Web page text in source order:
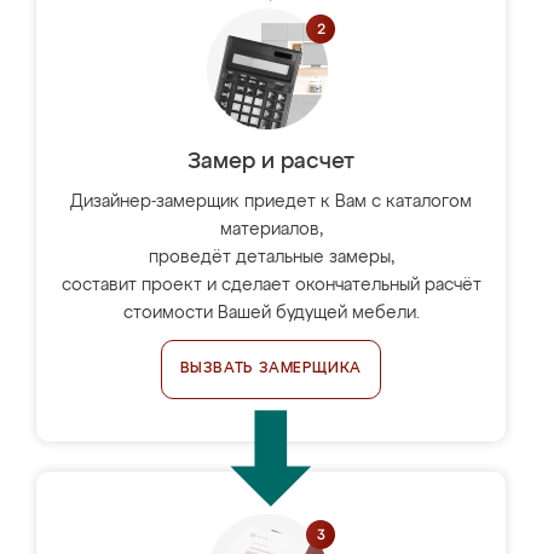
Замер и расчет
Дизайнер-замерщик приедет к Вам с каталогом
материалов,
проведёт детальные замеры,
составит проект и сделает окончательный расчёт
стоимости Вашей будущей мебели.
ВЫЗВАТЬ ЗАМЕРЩИКА